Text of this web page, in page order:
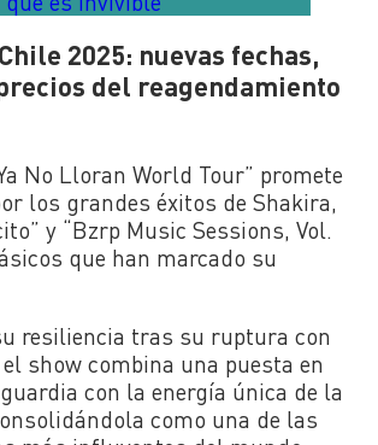
2025: nuevas fechas,
del reagendamiento
No Lloran World Tour” promete
los grandes éxitos de Shakira,
y “Bzrp Music Sessions, Vol.
que han marcado su
resiliencia tras su ruptura con
show combina una puesta en
con la energía única de la
como una de las